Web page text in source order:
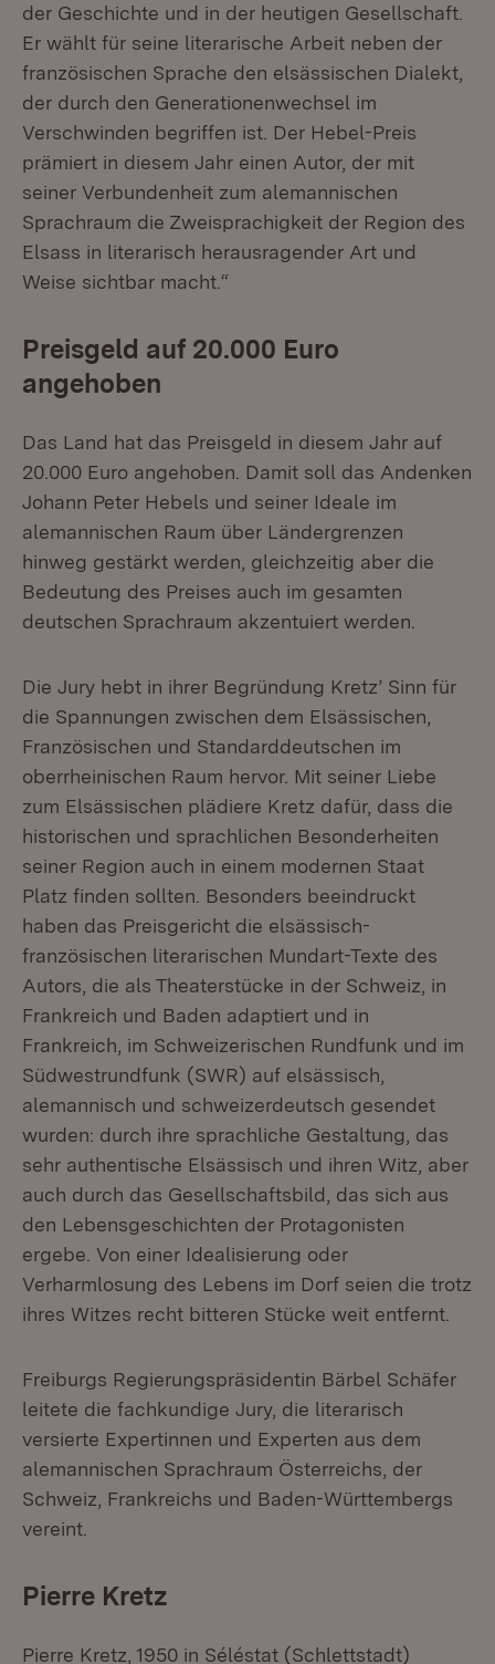
der Geschichte und in der heutigen Gesellschaft.
Er wählt für seine literarische Arbeit neben der
französischen Sprache den elsässischen Dialekt,
der durch den Generationenwechsel im
Verschwinden begriffen ist. Der Hebel-Preis
prämiert in diesem Jahr einen Autor, der mit
seiner Verbundenheit zum alemannischen
Sprachraum die Zweisprachigkeit der Region des
Elsass in literarisch herausragender Art und
Weise sichtbar macht.“
Preisgeld auf 20.000 Euro
angehoben
Das Land hat das Preisgeld in diesem Jahr auf
20.000 Euro angehoben. Damit soll das Andenken
Johann Peter Hebels und seiner Ideale im
alemannischen Raum über Ländergrenzen
hinweg gestärkt werden, gleichzeitig aber die
Bedeutung des Preises auch im gesamten
deutschen Sprachraum akzentuiert werden.
Die Jury hebt in ihrer Begründung Kretz’ Sinn für
die Spannungen zwischen dem Elsässischen,
Französischen und Standarddeutschen im
oberrheinischen Raum hervor. Mit seiner Liebe
zum Elsässischen plädiere Kretz dafür, dass die
historischen und sprachlichen Besonderheiten
seiner Region auch in einem modernen Staat
Platz finden sollten. Besonders beeindruckt
haben das Preisgericht die elsässisch-
französischen literarischen Mundart-Texte des
Autors, die als Theaterstücke in der Schweiz, in
Frankreich und Baden adaptiert und in
Frankreich, im Schweizerischen Rundfunk und im
Südwestrundfunk (SWR) auf elsässisch,
alemannisch und schweizerdeutsch gesendet
wurden: durch ihre sprachliche Gestaltung, das
sehr authentische Elsässisch und ihren Witz, aber
auch durch das Gesellschaftsbild, das sich aus
den Lebensgeschichten der Protagonisten
ergebe. Von einer Idealisierung oder
Verharmlosung des Lebens im Dorf seien die trotz
ihres Witzes recht bitteren Stücke weit entfernt.
Freiburgs Regierungspräsidentin Bärbel Schäfer
leitete die fachkundige Jury, die literarisch
versierte Expertinnen und Experten aus dem
alemannischen Sprachraum Österreichs, der
Schweiz, Frankreichs und Baden-Württembergs
vereint.
Pierre Kretz
Pierre Kretz, 1950 in Séléstat (Schlettstadt)